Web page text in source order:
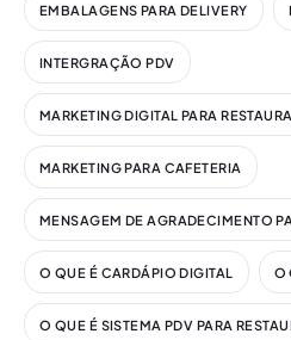
EMBALAGENS PARA DELIVERY
INTERGRAÇÃO PDV
MARKETING DIGITAL PARA
MARKETING PARA CAFETERIA
MENSAGEM DE AGRADECIMENTO
O QUE É CARDÁPIO DIGITAL O
O QUE É SISTEMA PDV PARA